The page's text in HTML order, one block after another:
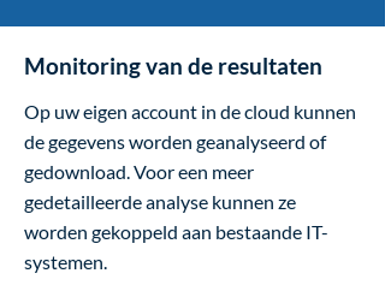
Monitoring van de resultaten
Op uw eigen account in de cloud kunnen
de gegevens worden geanalyseerd of
gedownload. Voor een meer
gedetailleerde analyse kunnen ze
worden gekoppeld aan bestaande IT-
systemen.